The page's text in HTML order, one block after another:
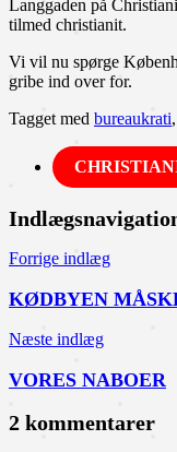
Langgaden på
tilmed christianit.
Vi vil nu spørge
gribe ind over for.
Tagget med bureaukrati,
Forrige indlæg
KØDBYEN
Næste indlæg
VORES NABOER
2 kommentarer